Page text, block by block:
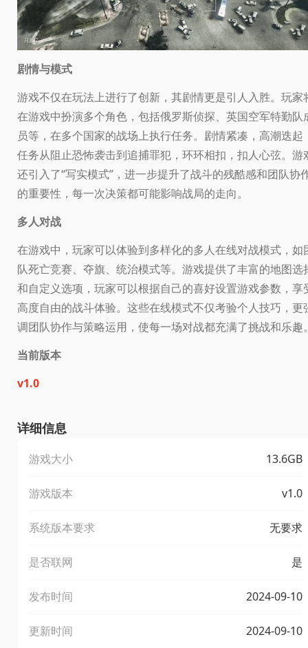
剧情与模式
游戏不仅在玩法上进行了创新，其剧情更是引人入胜。玩家
在游戏中扮演多个角色，包括俄罗斯侦探、英国空军特勤队
员等，在多个国家的战场上执行任务。剧情紧凑，高潮迭起
任务从阻止恐怖袭击到追捕罪犯，环环相扣，扣人心弦。游
还引入了“写实模式”，进一步提升了战斗的残酷感和团队协
的重要性，每一次决策都可能影响战局的走向。
多人对战
在游戏中，玩家可以体验到多样化的多人在线对战模式，如
队死亡竞赛、夺旗、统治模式等。游戏提供了丰富的地图选
和自定义选项，玩家可以根据自己的喜好设置游戏参数，享
高度自由的战斗体验。这些在线模式不仅考验个人技巧，更
调团队协作与策略运用，使每一场对战都充满了挑战和乐趣
当前版本
v1.0
详细信息
游戏大小 13.6GB
游戏版本 v1.0
系统版本要求 无要求
是否联网 是
发布时间 2024-09-10
更新时间 2024-09-10